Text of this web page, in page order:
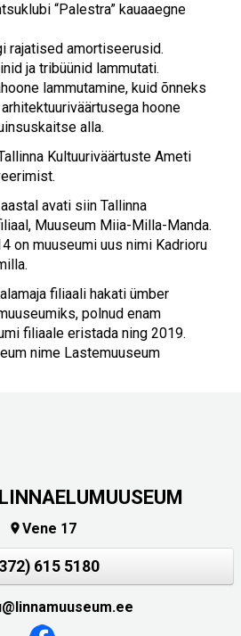
“Palestra” kauaaegne
rajatised amortiseerusid.
ja tribüünid lammutati.
lammutamine, kuid õnneks
hoone
alla.
Kultuuriväärtuste Ameti
avati siin Tallinna
Muuseum Miia-Milla-Manda.
on muuseumi uus nimi Kadrioru
filiaali hakati ümber
polnud enam
filiaale eristada ning 2019.
nime Lastemuuseum
Vene 17
615 5180